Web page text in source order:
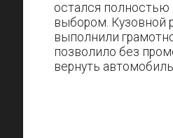
остался полностью
выбором. Кузовной
выполнили
позволило без
вернуть